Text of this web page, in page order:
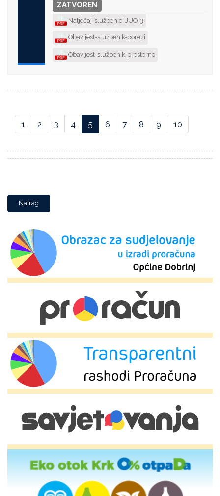
ZATVOREN
Natječaj-službenici JUO-3
Obavijest-službenik-porezi
Obavijest-službenik-prostorno
1 2 3 4 5 6 7 8 9 10
Natrag